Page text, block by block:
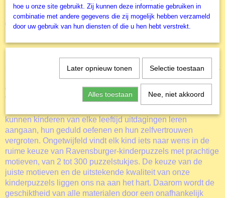
posterformaat dat in geen enkele kinderkamer misstaat.
Dankzij de met de hand gemaakte stansmessen is de
vormvariatie van de stukjes oneindig. Een heel leuke
Stukjes zoeken, aan elkaar passen, tevreden kijken naar het
steeds grotere motief – puzzelen betekent het ene succes na
het andere opbouwen. Daarom vinden kinderen het
geweldig om met de puzzelstukjes altijd opnieuw hun
favoriete motieven samen te stellen. Maar puzzels zorgen
kunnen kinderen van elke leeftijd uitdagingen leren
aangaan, hun geduld oefenen en hun zelfvertrouwen
vergroten. Ongetwijfeld vindt elk kind iets naar wens in de
ruime keuze van Ravensburger-kinderpuzzels met prachtige
motieven, van 2 tot 300 puzzelstukjes. De keuze van de
juiste motieven en de uitstekende kwaliteit van onze
kinderpuzzels liggen ons na aan het hart. Daarom wordt de
geschiktheid van alle materialen door een onafhankelijk
hoe u onze site gebruikt. Zij kunnen deze informatie gebruiken in
combinatie met andere gegevens die zij mogelijk hebben verzameld
door uw gebruik van hun diensten of die u hen hebt verstrekt.
Later opnieuw tonen Selectie toestaan
Alles toestaan Nee, niet akkoord